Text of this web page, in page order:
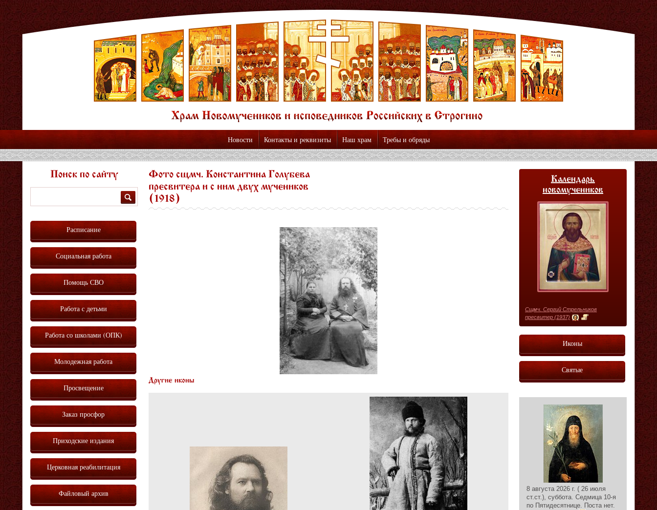
Новости Контакты и реквизиты Наш храм Требы и обряды
Фото сщмч. Константина Голубева
пресвитера и с ним двух мучеников
(1918)
Другие иконы
Поиск по сайту
Расписание
Социальная работа
Помощь СВО
Работа с детьми
Работа со школами (ОПК)
Молодежная работа
Просвещение
Заказ просфор
Приходские издания
Церковная реабилитация
Файловый архив
Календарь
новомучеников
Сщмч. Сергий Стрельников
пресвитер (1937)
Иконы
Святые
8 августа 2026 г. ( 26 июля
ст.ст.), суббота. Седмица 10-я
по Пятидесятнице. Поста нет.